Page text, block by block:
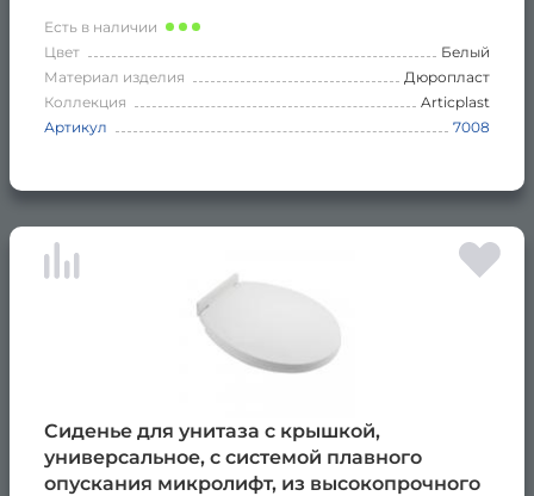
Есть в наличии
Цвет
Белый
Материал изделия
Дюропласт
Коллекция
Articplast
Артикул
7008
Сиденье для унитаза с крышкой,
универсальное, с системой плавного
опускания микролифт, из высокопрочного